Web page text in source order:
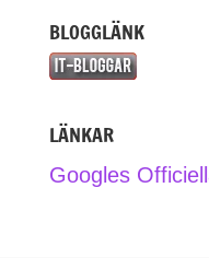
BLOGGLÄNK
LÄNKAR
Googles